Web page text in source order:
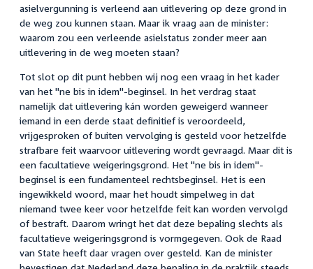
asielvergunning is verleend aan uitlevering op deze grond in
de weg zou kunnen staan. Maar ik vraag aan de minister:
waarom zou een verleende asielstatus zonder meer aan
uitlevering in de weg moeten staan?
Tot slot op dit punt hebben wij nog een vraag in het kader
van het "ne bis in idem"-beginsel. In het verdrag staat
namelijk dat uitlevering kán worden geweigerd wanneer
iemand in een derde staat definitief is veroordeeld,
vrijgesproken of buiten vervolging is gesteld voor hetzelfde
strafbare feit waarvoor uitlevering wordt gevraagd. Maar dit is
een facultatieve weigeringsgrond. Het "ne bis in idem"-
beginsel is een fundamenteel rechtsbeginsel. Het is een
ingewikkeld woord, maar het houdt simpelweg in dat
niemand twee keer voor hetzelfde feit kan worden vervolgd
of bestraft. Daarom wringt het dat deze bepaling slechts als
facultatieve weigeringsgrond is vormgegeven. Ook de Raad
van State heeft daar vragen over gesteld. Kan de minister